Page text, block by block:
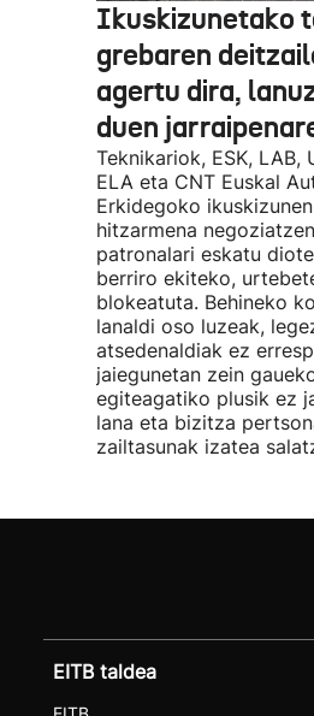
Ikuskizunetako
grebaren
agertu dira,
duen
Teknikariok, ESK, LAB,
ELA eta CNT Euskal
Erkidegoko
hitzarmena
patronalari eskatu
berriro ekiteko,
blokeatuta. Behineko
lanaldi oso luzeak,
atsedenaldiak ez
jaiegunetan zein
egiteagatiko plusik ez
lana eta bizitza
zailtasunak izatea
EITB taldea